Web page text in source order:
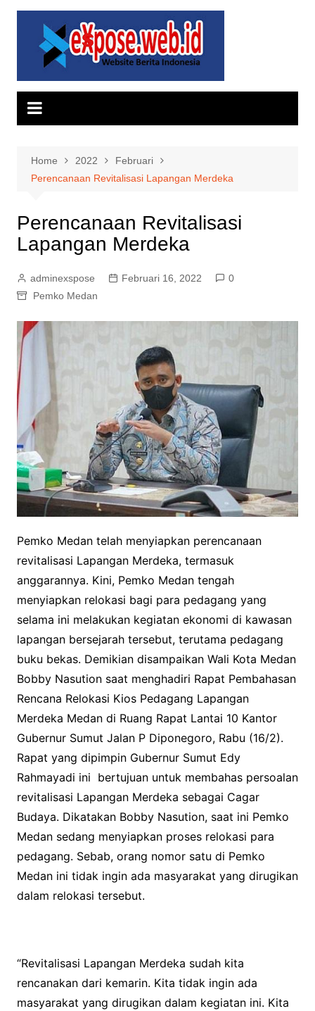
Skip
Home 2022
Februari
Perencanaan Revitalisasi Lapangan Merdeka
Perencanaan Revitalisasi
Lapangan Merdeka
adminexspose Februari 16, 2022
0
Pemko Medan
Pemko Medan telah menyiapkan perencanaan
revitalisasi Lapangan Merdeka, termasuk
anggarannya. Kini, Pemko Medan tengah
menyiapkan relokasi bagi para pedagang yang
selama ini melakukan kegiatan ekonomi di kawasan
lapangan bersejarah tersebut, terutama pedagang
buku bekas. Demikian disampaikan Wali Kota Medan
Bobby Nasution saat menghadiri Rapat Pembahasan
Rencana Relokasi Kios Pedagang Lapangan
Merdeka Medan di Ruang Rapat Lantai 10 Kantor
Gubernur Sumut Jalan P Diponegoro, Rabu (16/2).
Rapat yang dipimpin Gubernur Sumut Edy
Rahmayadi ini bertujuan untuk membahas persoalan
revitalisasi Lapangan Merdeka sebagai Cagar
Budaya. Dikatakan Bobby Nasution, saat ini Pemko
Medan sedang menyiapkan proses relokasi para
pedagang. Sebab, orang nomor satu di Pemko
Medan ini tidak ingin ada masyarakat yang dirugikan
dalam relokasi tersebut.
“Revitalisasi Lapangan Merdeka sudah kita
rencanakan dari kemarin. Kita tidak ingin ada
masyarakat yang dirugikan dalam kegiatan ini. Kita